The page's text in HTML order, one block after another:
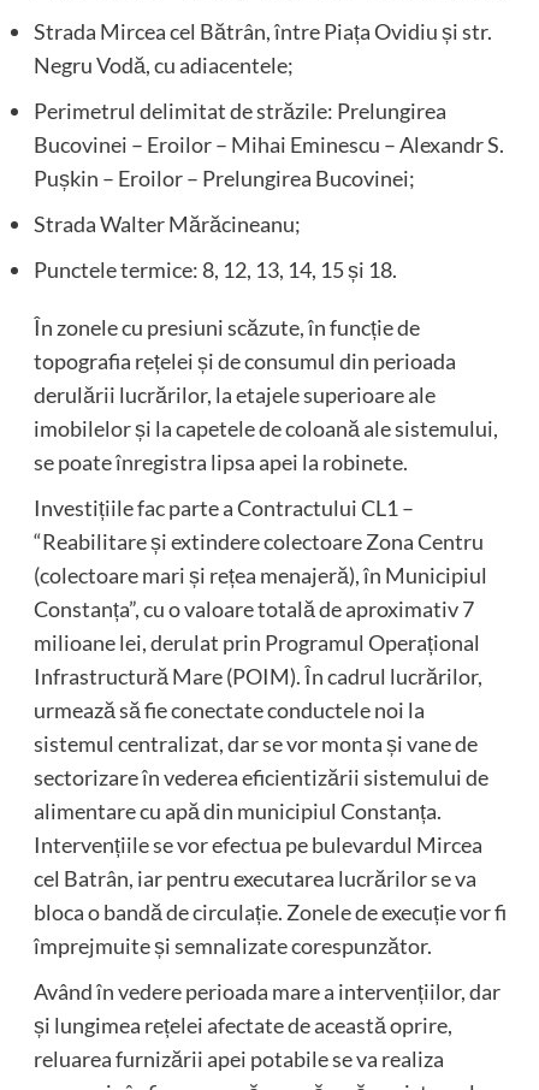
Strada Mircea cel Bătrân, între Piața Ovidiu și str.
Negru Vodă, cu adiacentele;
Perimetrul delimitat de străzile: Prelungirea
Bucovinei – Eroilor – Mihai Eminescu – Alexandr S.
Pușkin – Eroilor – Prelungirea Bucovinei;
Strada Walter Mărăcineanu;
Punctele termice: 8, 12, 13, 14, 15 și 18.
În zonele cu presiuni scăzute, în funcție de
topografia rețelei și de consumul din perioada
derulării lucrărilor, la etajele superioare ale
imobilelor și la capetele de coloană ale sistemului,
se poate înregistra lipsa apei la robinete.
Investițiile fac parte a Contractului CL1 –
“Reabilitare și extindere colectoare Zona Centru
(colectoare mari și rețea menajeră), în Municipiul
Constanța”, cu o valoare totală de aproximativ 7
milioane lei, derulat prin Programul Operațional
Infrastructură Mare (POIM). În cadrul lucrărilor,
urmează să fie conectate conductele noi la
sistemul centralizat, dar se vor monta și vane de
sectorizare în vederea eficientizării sistemului de
alimentare cu apă din municipiul Constanța.
Intervențiile se vor efectua pe bulevardul Mircea
cel Batrân, iar pentru executarea lucrărilor se va
bloca o bandă de circulație. Zonele de execuție vor fi
împrejmuite și semnalizate corespunzător.
Având în vedere perioada mare a intervențiilor, dar
și lungimea rețelei afectate de această oprire,
reluarea furnizării apei potabile se va realiza